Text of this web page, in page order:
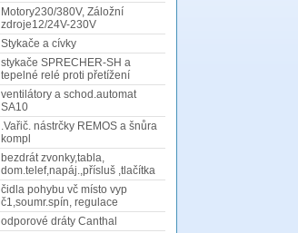
Motory230/380V, Záložní
zdroje12/24V-230V
Stykače a cívky
stykače SPRECHER-SH a
tepelné relé proti přetížení
ventilátory a schod.automat
SA10
.Vařič. nástrčky REMOS a šnůra
kompl
bezdrát zvonky,tabla,
dom.telef,napáj.,přísluš ,tlačítka
čidla pohybu vč místo vyp
č1,soumr.spín, regulace
odporové dráty Canthal